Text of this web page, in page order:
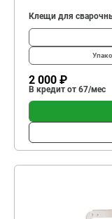
Клещи для
2 000 ₽
В кредит от 67/мес